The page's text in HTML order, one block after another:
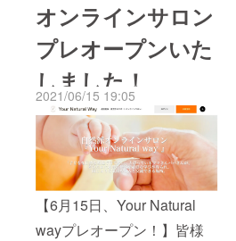
オンラインサロン
プレオープンいた
しました！
2021/06/15 19:05
【6月15日、Your Natural
wayプレオープン！】皆様